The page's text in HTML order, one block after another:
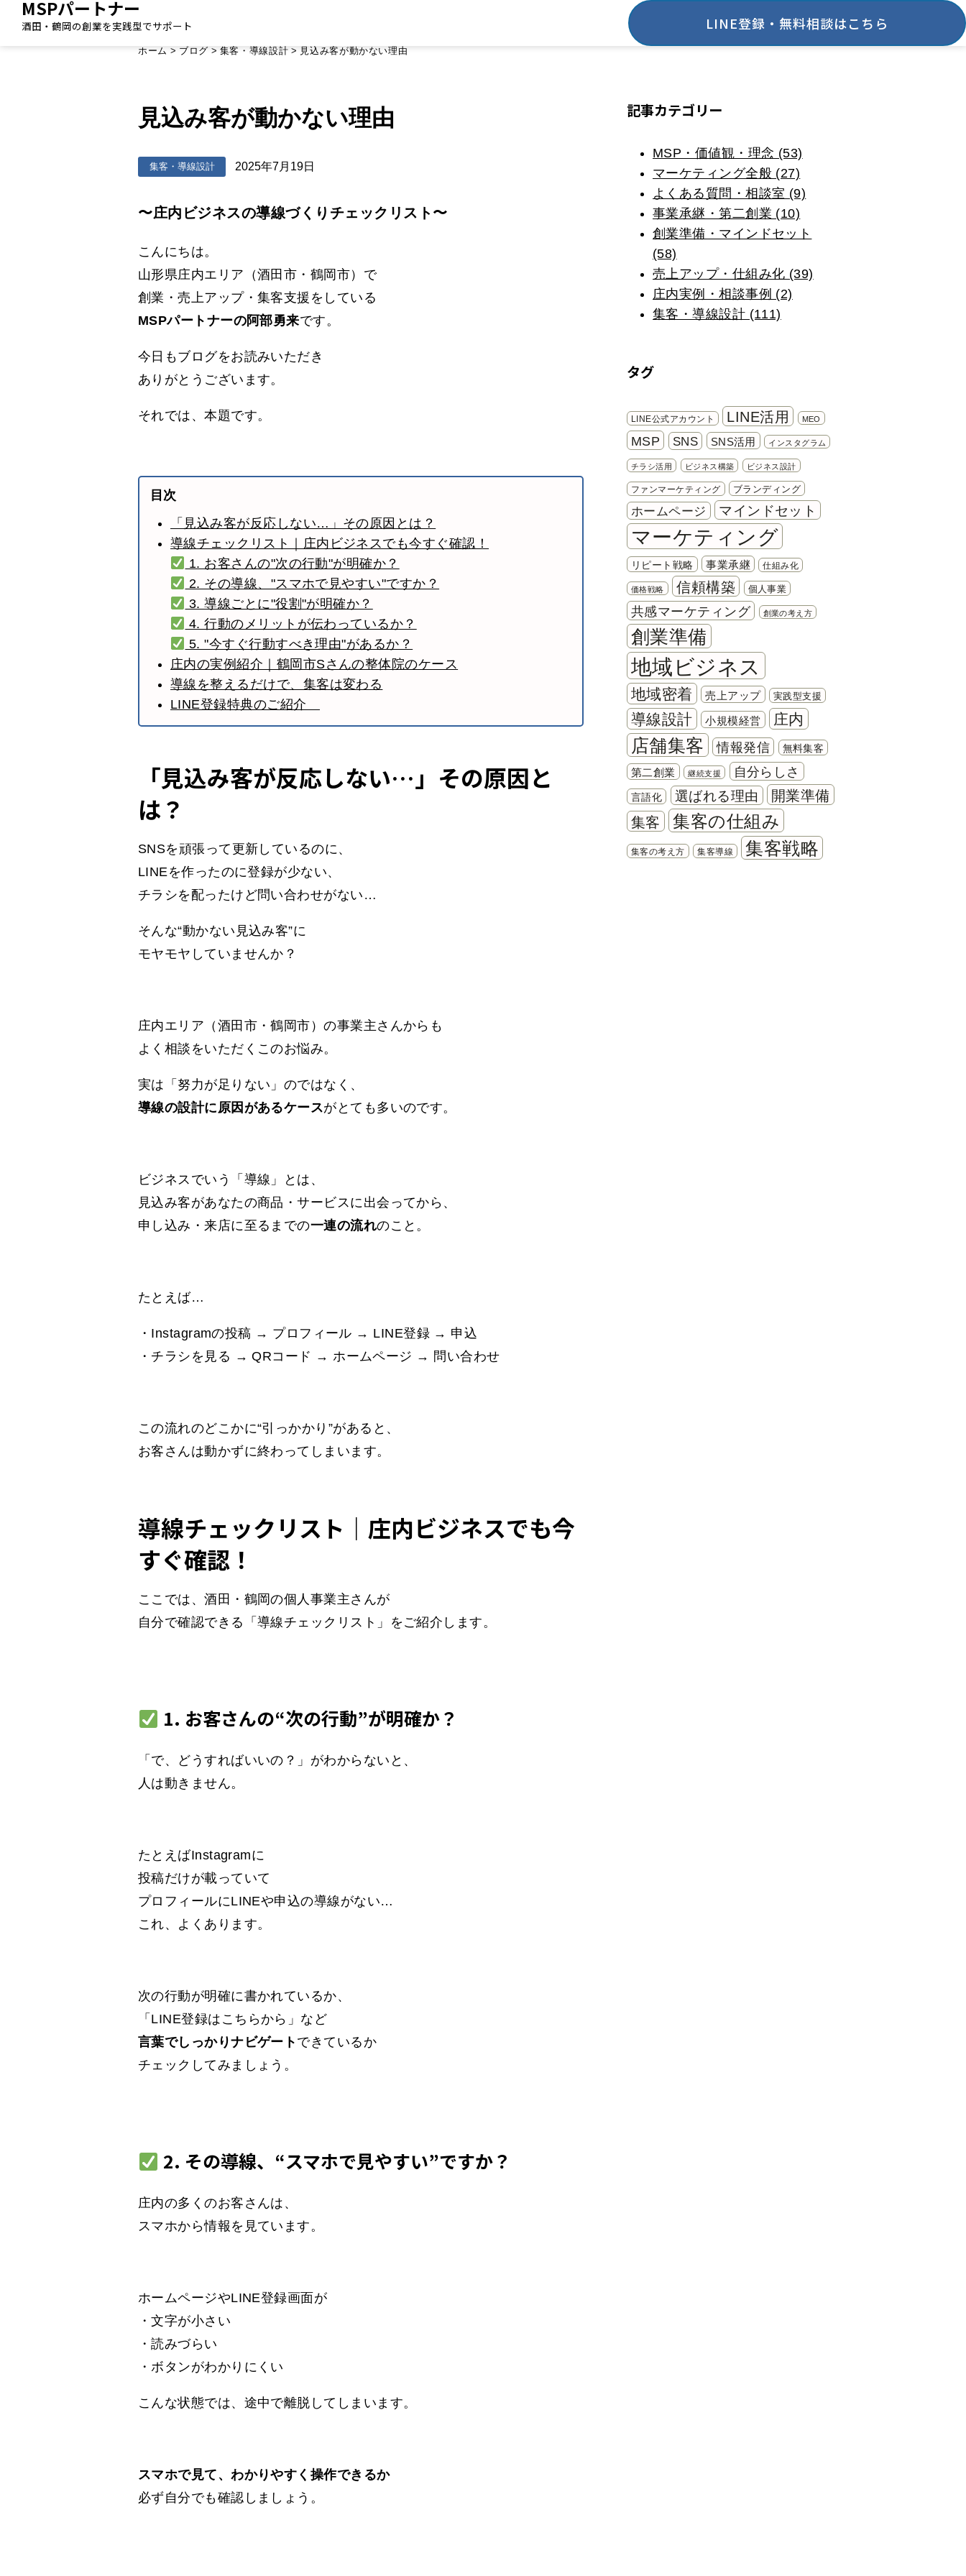
MSPパートナー
酒田・鶴岡の創業を実践型でサポート LINE登録・無料相談はこちら
ホーム > ブログ> 集客・導線設計 > 見込み客が動かない理由
見込み客が動かない理由
集客・導線設計 2025年7月19日
〜庄内ビジネスの導線づくりチェックリスト〜
こんにちは。
山形県庄内エリア（酒田市・鶴岡市）で
創業・売上アップ・集客支援をしている
MSPパートナーの阿部勇来です。
今日もブログをお読みいただき
ありがとうございます。
それでは、本題です。
目次
「見込み客が反応しない…」その原因とは？
導線チェックリスト｜庄内ビジネスでも今すぐ確認！
1. お客さんの"次の行動"が明確か？
2. その導線、"スマホで見やすい"ですか？
3. 導線ごとに"役割"が明確か？
4. 行動のメリットが伝わっているか？
5. "今すぐ行動すべき理由"があるか？
庄内の実例紹介｜鶴岡市Sさんの整体院のケース
導線を整えるだけで、集客は変わる
LINE登録特典のご紹介
「見込み客が反応しない…」その原因と
は？
SNSを頑張って更新しているのに、
LINEを作ったのに登録が少ない、
チラシを配ったけど問い合わせがない…
そんな“動かない見込み客”に
モヤモヤしていませんか？
庄内エリア（酒田市・鶴岡市）の事業主さんからも
よく相談をいただくこのお悩み。
実は「努力が足りない」のではなく、
導線の設計に原因があるケースがとても多いのです。
ビジネスでいう「導線」とは、
見込み客があなたの商品・サービスに出会ってから、
申し込み・来店に至るまでの一連の流れのこと。
たとえば…
・Instagramの投稿 → プロフィール → LINE登録 → 申込
・チラシを見る → QRコード → ホームページ → 問い合わせ
この流れのどこかに“引っかかり”があると、
お客さんは動かずに終わってしまいます。
導線チェックリスト｜庄内ビジネスでも今
すぐ確認！
ここでは、酒田・鶴岡の個人事業主さんが
自分で確認できる「導線チェックリスト」をご紹介します。
1. お客さんの“次の行動”が明確か？
「で、どうすればいいの？」がわからないと、
人は動きません。
たとえばInstagramに
投稿だけが載っていて
プロフィールにLINEや申込の導線がない…
これ、よくあります。
次の行動が明確に書かれているか、
「LINE登録はこちらから」など
言葉でしっかりナビゲート できているか
チェックしてみましょう。
2. その導線、“スマホで見やすい”ですか？
庄内の多くのお客さんは、
スマホから情報を見ています。
ホームページやLINE登録画面が
・文字が小さい
・読みづらい
・ボタンがわかりにくい
こんな状態では、途中で離脱してしまいます。
スマホで見て、わかりやすく操作できるか
必ず自分でも確認しましょう。
記事カテゴリー
MSP・価値観・理念 (53)
マーケティング全般 (27)
よくある質問・相談室 (9)
事業承継・第二創業 (10)
創業準備・マインドセット
(58)
売上アップ・仕組み化 (39)
庄内実例・相談事例 (2)
集客・導線設計 (111)
タグ
LINE公式アカウント LINE活用 MEO
MSP SNS SNS活用 インスタグラム
チラシ活用 ビジネス構築 ビジネス設計
ファンマーケティング ブランディング
ホームページ マインドセット
マーケティング
リピート戦略 事業承継 仕組み化
価格戦略 信頼構築 個人事業
共感マーケティング 創業の考え方
創業準備
地域ビジネス
地域密着 売上アップ 実践型支援
導線設計 小規模経営 庄内
店舗集客 情報発信 無料集客
第二創業 継続支援 自分らしさ
言語化 選ばれる理由
開業準備
集客
集客の仕組み
集客の考え方 集客導線 集客戦略